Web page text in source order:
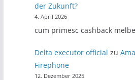
der Zukunft?
4. April 2026
cum primesc cashback
Delta executor official zu
Firephone
12. Dezember 2025